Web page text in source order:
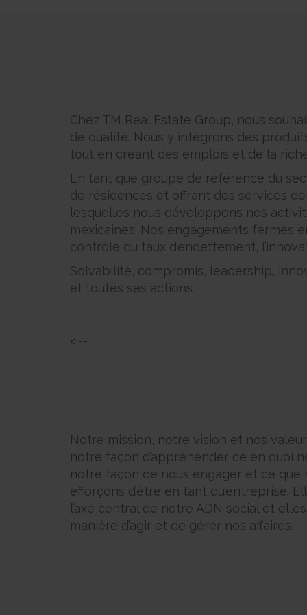
Chez TM Real Estate Group, nous
de qualité. Nous y intégrons des
tout en créant des emplois et de la
En tant que groupe de référence du
de résidences et offrant des services
lesquelles nous développons nos
mexicaines. Nos engagements fermes
contrôle du taux d’endettement,
Solvabilité, compromis, leadership,
et toutes ses actions.
<!--
Notre mission, notre vision et nos
notre façon d’appréhender ce en quoi
notre façon de nous engager et ce que
efforçons d’être en tant qu’entreprise.
l’axe central de notre ADN social et
manière d’agir et de gérer nos affaires.